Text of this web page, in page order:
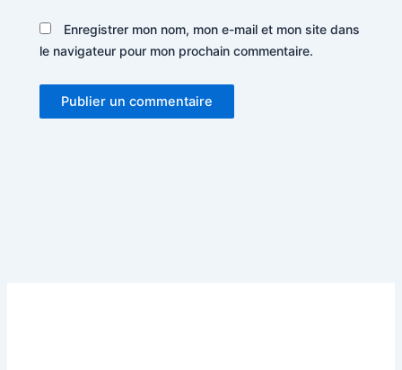
Enregistrer mon nom, mon e-mail et mon site dans
le navigateur pour mon prochain commentaire.